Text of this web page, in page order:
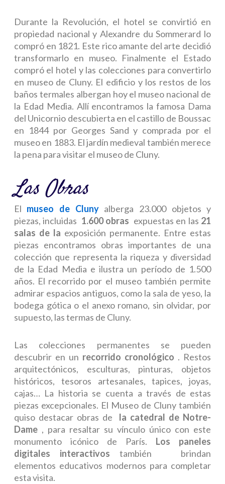
Durante la Revolución, el hotel se convirtió en
propiedad nacional y Alexandre du Sommerard lo
compró en 1821. Este rico amante del arte decidió
transformarlo en museo. Finalmente el Estado
compró el hotel y las colecciones para convertirlo
en museo de Cluny. El edificio y los restos de los
baños termales albergan hoy el museo nacional de
la Edad Media. Allí encontramos la famosa Dama
del Unicornio descubierta en el castillo de Boussac
en 1844 por Georges Sand y comprada por el
museo en 1883. El jardín medieval también merece
la pena para visitar el museo de Cluny.
Las Obras
El museo de Cluny alberga 23.000 objetos y
piezas, incluidas 1.600 obras expuestas en las 21
salas de la exposición permanente. Entre estas
piezas encontramos obras importantes de una
colección que representa la riqueza y diversidad
de la Edad Media e ilustra un período de 1.500
años. El recorrido por el museo también permite
admirar espacios antiguos, como la sala de yeso, la
bodega gótica o el anexo romano, sin olvidar, por
supuesto, las termas de Cluny.
Las colecciones permanentes se pueden
descubrir en un recorrido cronológico . Restos
arquitectónicos, esculturas, pinturas, objetos
históricos, tesoros artesanales, tapices, joyas,
cajas… La historia se cuenta a través de estas
piezas excepcionales. El Museo de Cluny también
quiso destacar obras de la catedral de Notre-
Dame, para resaltar su vínculo único con este
monumento icónico de París. Los paneles
digitales interactivos también brindan
elementos educativos modernos para completar
esta visita.